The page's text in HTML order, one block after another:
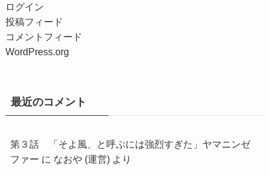
ログイン
投稿フィード
コメントフィード
WordPress.org
最近のコメント
第３話 「そよ風、と呼ぶには強烈すぎた」ヤマニンゼ
ファー に なおや (運営)より